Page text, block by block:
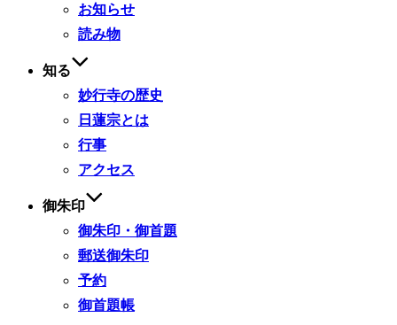
お知らせ
読み物
知る
妙行寺の歴史
日蓮宗とは
行事
アクセス
御朱印
御朱印・御首題
郵送御朱印
予約
御首題帳